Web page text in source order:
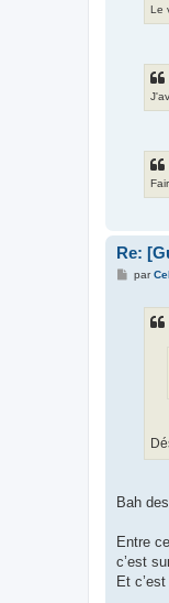
Le
Re:
Mpar
Bah
Entre
c’est
Et